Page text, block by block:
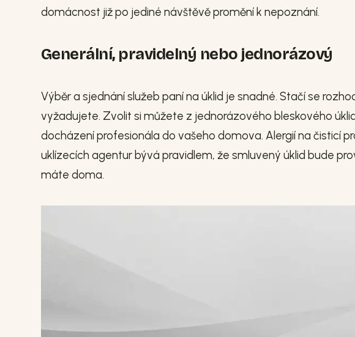
domácnost již po jediné návštěvě promění k nepoznání.
Generální, pravidelný nebo jednorázový
Výběr a sjednání služeb paní na úklid je snadné. Stačí se
vyžadujete. Zvolit si můžete z jednorázového bleskového
docházení profesionála do vašeho domova. Alergií na čisticí
uklízecích agentur bývá pravidlem, že smluvený úklid bude
máte doma.